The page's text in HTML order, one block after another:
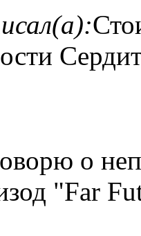
о
"Far